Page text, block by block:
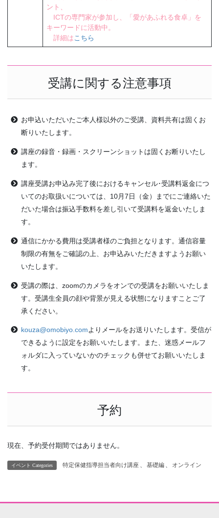
ント、
ICTの専門家が参加し、「愛があふれる食卓」を
キーワードに活動中。
詳細はこちら
受講に関する注意事項
お申込いただいたご本人様以外のご受講、資料共有は固くお
断りいたします。
講座の録音・録画・スクリーンショットは固くお断りいたし
ます。
講座受講お申込み完了後におけるキャンセル･受講料返金につ
いてのお取扱いについては、10月7日（金）までにご連絡いた
だいた場合は振込手数料を差し引いて受講料を返金いたしま
す。
通信にかかる費用は受講者様のご負担となります。通信容量
制限の有無をご確認の上、お申込みいただきますようお願い
いたします。
受講の際は、zoomのカメラをオンでの受講をお願いいたしま
す。受講生全員の顔や背景が見える状態になりますことご了
承ください。
kouza@omobiyo.comよりメールをお送りいたします。受信が
できるように設定をお願いいたします。また、迷惑メールフ
ォルダに入っていないかのチェックも併せてお願いいたしま
す。
予約
現在、予約受付期間ではありません。
イベント Categories 特定保健指導担当者向け講座 、 基礎編 、 オンライン